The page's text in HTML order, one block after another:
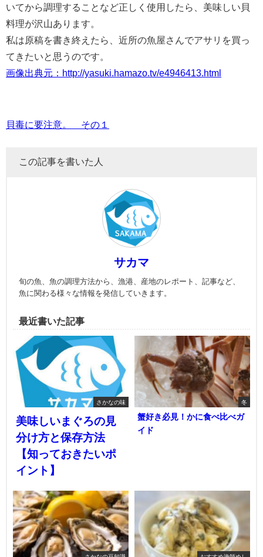
いてから調理することなど正しく使用したら、美味しい貝
料理が沢山あります。
私は原稿を書き終えたら、近所の魚屋さんでアサリを買っ
てきたいと思うのです。
画像出典元：http://yasuki.hamazo.tv/e4946413.html
貝毒に要注意。 その１
この記事を書いた人
サカマ
旬の魚、魚の調理方法から、漁港、産地のレポート、記事など、
魚に関わる様々な情報を発信していきます。
最近書いた記事
さかなの味
美味しいまぐろの見
分け方と保存方法
【知っておきたいポ
イント】
冬
蟹好き必見！かに食べ比べガ
イド